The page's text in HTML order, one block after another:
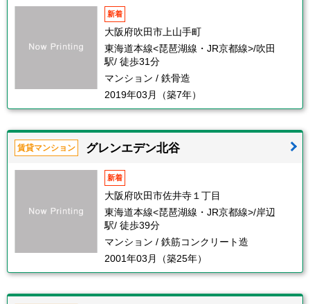
新着
大阪府吹田市上山手町
東海道本線<琵琶湖線・JR京都線>/吹田
駅/ 徒歩31分
マンション / 鉄骨造
2019年03月（築7年）
賃貸マンション グレンエデン北谷
新着
大阪府吹田市佐井寺１丁目
東海道本線<琵琶湖線・JR京都線>/岸辺
駅/ 徒歩39分
マンション / 鉄筋コンクリート造
2001年03月（築25年）